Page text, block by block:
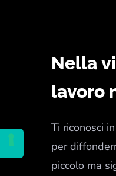
Nella
lavoro
Ti riconosci
per
piccolo ma